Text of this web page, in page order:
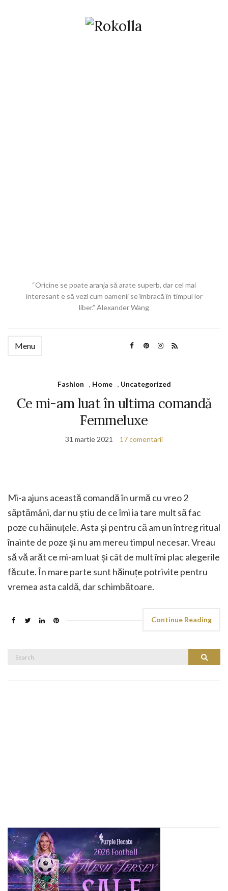
“Oricine se poate aranja să arate superb, dar cel mai
interesant e să vezi cum oamenii se îmbracă în timpul lor
liber.” Alexander Wang
Menu
Fashion , Home , Uncategorized
Ce mi-am luat în ultima comandă
Femmeluxe
31 martie 2021 17 comentarii
Mi-a ajuns această comandă în urmă cu vreo 2
săptămâni, dar nu știu de ce îmi ia tare mult să fac
poze cu hăinuțele. Asta și pentru că am un întreg ritual
înainte de poze și nu am mereu timpul necesar. Vreau
să vă arăt ce mi-am luat și cât de mult îmi plac alegerile
făcute. În mare parte sunt hăinuțe potrivite pentru
vremea asta caldă, dar schimbătoare.
Continue Reading
Search